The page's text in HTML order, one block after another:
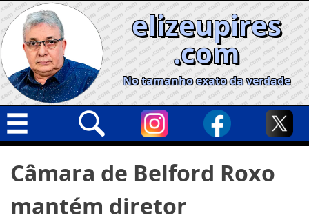
Skip
to
content
elizeupires
.com
No tamanho exato da verdade
Geral
Cidades
por:
Câmara de Belford Roxo
mantém diretor